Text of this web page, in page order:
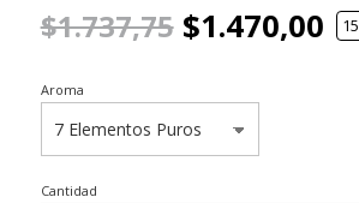
$1.737,75$1.470,00 15
Aroma
Cantidad